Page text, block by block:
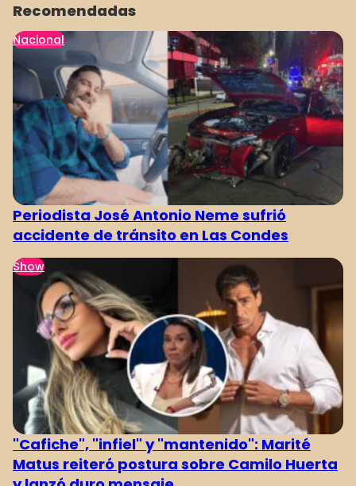
Recomendadas
Nacional
Periodista José Antonio Neme sufrió
accidente de tránsito en Las Condes
Show
"Cafiche", "infiel" y "mantenido": Marité
Matus reiteró postura sobre Camilo Huerta